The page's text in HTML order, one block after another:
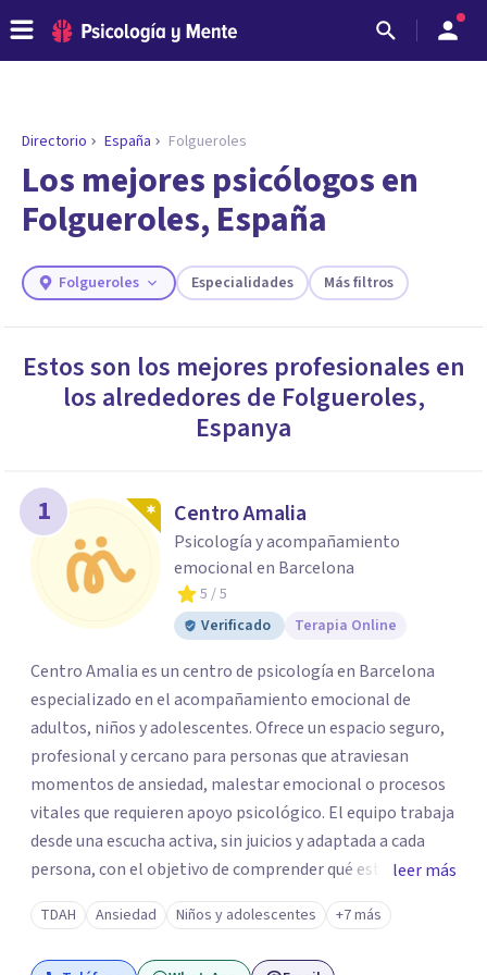
ENCONTRAR MI TERAPEUTA
¿Necesitas ayuda para encontrar el
psicólogo adecuado?
Responde a unas breves preguntas y te ofreceremos
necesidades.
Directorio España Folgueroles
Los mejores psicólogos en
Folgueroles, España
Folgueroles Especialidades Más filtros
Estos son los mejores profesionales en
los alrededores de Folgueroles,
Espanya
1 Centro Amalia
Psicología y acompañamiento
emocional en Barcelona
5 / 5
Verificado
Terapia Online
Centro Amalia es un centro de psicología en Barcelona
especializado en el acompañamiento emocional de
adultos, niños y adolescentes. Ofrece un espacio seguro,
profesional y cercano para personas que atraviesan
momentos de ansiedad, malestar emocional o procesos
vitales que requieren apoyo psicológico. El equipo trabaja
desde una escucha activa, sin juicios y adaptada a cada
persona, con el objetivo de comprender qué está
ocurriendo y facilitar herramientas para avanzar con
mayor equilibrio y bienestar. La intervención se realiza en
un entorno confidencial y tranquilo, cuidando el ritmo y
leer más
TDAH Ansiedad Niños y adolescentes +7 más